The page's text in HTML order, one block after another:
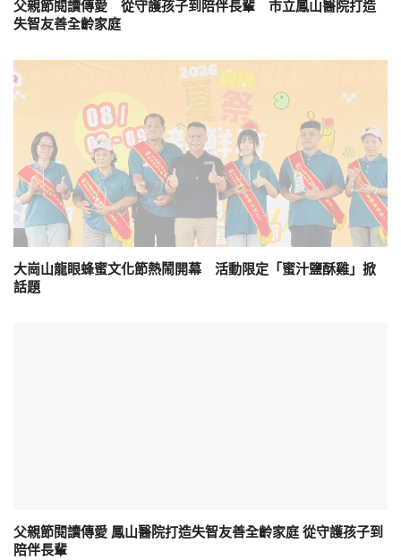
父親節閱讀傳愛 從守護孩子到陪伴長輩 市立鳳山醫院打造
失智友善全齡家庭
大崗山龍眼蜂蜜文化節熱鬧開幕 活動限定「蜜汁鹽酥雞」掀
話題
父親節閱讀傳愛 鳳山醫院打造失智友善全齡家庭 從守護孩子到
陪伴長輩